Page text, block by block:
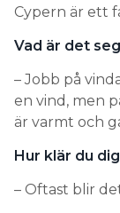
Cypern är ett
Vad är det
– Jobb på
en vind, men
är varmt och
Hur klär du
– Oftast blir